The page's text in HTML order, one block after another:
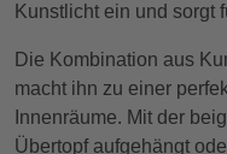
Kunstlicht ein und sorgt
Die Kombination aus
macht ihn zu einer
Innenräume. Mit der
Übertopf aufgehängt